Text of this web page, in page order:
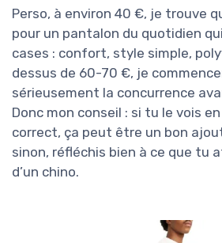
Perso, à environ 40 €, je trouve
pour un pantalon du quotidien
cases : confort, style simple,
dessus de 60-70 €, je
sérieusement la concurrence
Donc mon conseil : si tu le vois
correct, ça peut être un bon
sinon, réfléchis bien à ce que tu
d’un chino.